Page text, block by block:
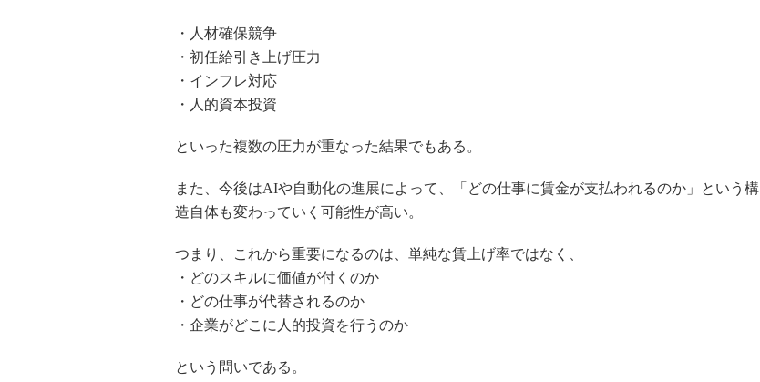
・人材確保競争
・初任給引き上げ圧力
・インフレ対応
・人的資本投資
といった複数の圧力が重なった結果でもある。
また、今後はAIや自動化の進展によって、「どの仕事に賃金が支払われるのか」という構
造自体も変わっていく可能性が高い。
つまり、これから重要になるのは、単純な賃上げ率ではなく、
・どのスキルに価値が付くのか
・どの仕事が代替されるのか
・企業がどこに人的投資を行うのか
という問いである。